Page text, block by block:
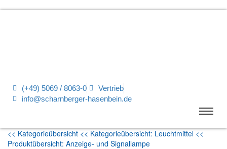
(+49) 5069 / 8063-0
Vertrieb
info@scharnberger-hasenbein.de
<< Kategorieübersicht << Kategorieübersicht: Leuchtmittel <<
Produktübersicht: Anzeige- und Signallampe